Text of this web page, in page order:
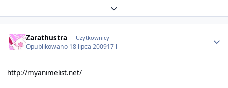
Expand topic overview
Zarathustra Użytkownicy
Opublikowano 18 lipca 200917 l
http://myanimelist.net/